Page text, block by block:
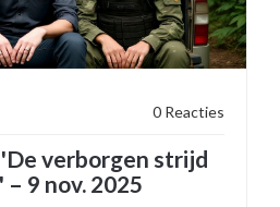
0 Reacties
verborgen strijd
9 nov. 2025